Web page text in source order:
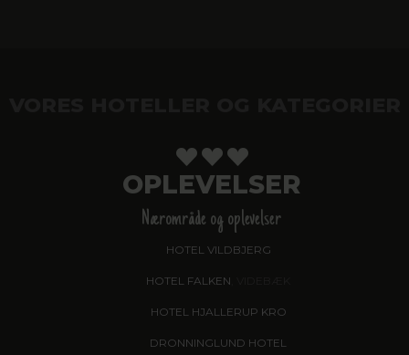
OPLEVELSER
Nærområde og oplevelser
HOTEL VILDBJERG
HOTEL FALKEN
HOTEL HJALLERUP KRO
DRONNINGLUND HOTEL